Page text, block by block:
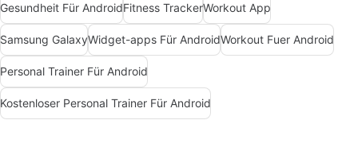
Gesundheit Für AndroidFitness TrackerWorkout App
Samsung GalaxyWidget-apps Für AndroidWorkout Fuer Android
Personal Trainer Für Android
Kostenloser Personal Trainer Für Android